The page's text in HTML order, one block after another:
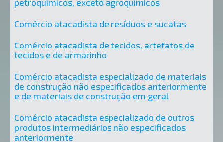
petroquímicos, exceto agroquímicos
Comércio atacadista de resíduos e sucatas
Comércio atacadista de tecidos, artefatos de
tecidos e de armarinho
Comércio atacadista especializado de materiais
de construção não especificados anteriormente
e de materiais de construção em geral
Comércio atacadista especializado de outros
produtos intermediários não especificados
anteriormente